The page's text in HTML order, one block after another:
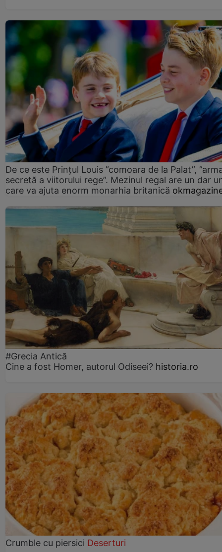
De ce este Prințul Louis ”comoara de la Palat”,
secretă a viitorului rege”. Mezinul regal are un dar
care va ajuta enorm monarhia britanică
#Grecia Antică
Cine a fost Homer, autorul Odiseei? historia.ro
Crumble cu piersici Deserturi